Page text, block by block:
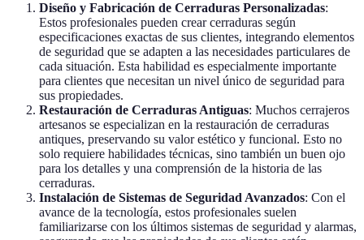
Diseño y Fabricación de Cerraduras Personalizadas:
Estos profesionales pueden crear cerraduras según
especificaciones exactas de sus clientes, integrando elementos
de seguridad que se adapten a las necesidades particulares de
cada situación. Esta habilidad es especialmente importante
para clientes que necesitan un nivel único de seguridad para
sus propiedades.
Restauración de Cerraduras Antiguas: Muchos cerrajeros
artesanos se especializan en la restauración de cerraduras
antiques, preservando su valor estético y funcional. Esto no
solo requiere habilidades técnicas, sino también un buen ojo
para los detalles y una comprensión de la historia de las
cerraduras.
Instalación de Sistemas de Seguridad Avanzados: Con el
avance de la tecnología, estos profesionales suelen
familiarizarse con los últimos sistemas de seguridad y alarmas,